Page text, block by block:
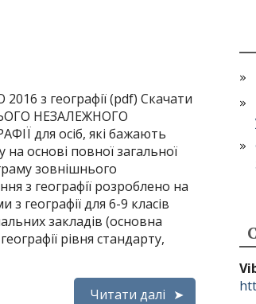
з географії (pdf) Скачати
НЕЗАЛЕЖНОГО
для осіб, які бажають
основі повної загальної
зовнішнього
з географії розроблено на
з географії для 6-9 класів
закладів (основна
рівня стандарту,
Читати далі